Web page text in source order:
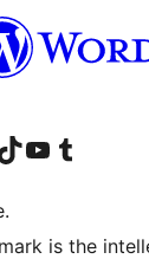
Instagram
compte LinkedIn
notre compte TokTok
Visiter notre chaîne YouTube
Visiter notre compte Tumblr
is the